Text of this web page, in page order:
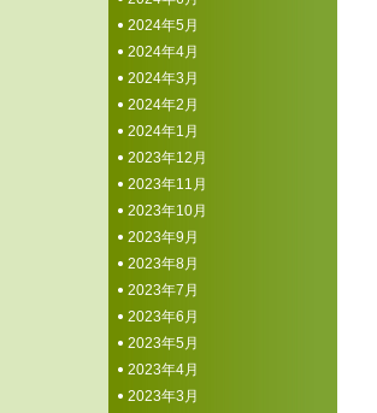
2024年5月
2024年4月
2024年3月
2024年2月
2024年1月
2023年12月
2023年11月
2023年10月
2023年9月
2023年8月
2023年7月
2023年6月
2023年5月
2023年4月
2023年3月